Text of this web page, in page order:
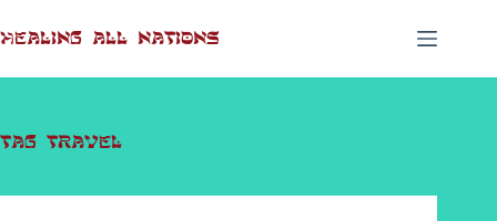
to
content
Healing All Nations
Tag Travel